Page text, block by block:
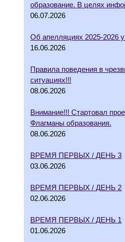
образование. В целях
06.07.2026
Об апелляциях 2025-2026
16.06.2026
Правила поведения в
ситуациях!!!
08.06.2026
Внимание!!! Стартовал
Флагманы образования.
08.06.2026
ВРЕМЯ ПЕРВЫХ / ДЕНЬ 3
03.06.2026
ВРЕМЯ ПЕРВЫХ / ДЕНЬ 2
02.06.2026
ВРЕМЯ ПЕРВЫХ / ДЕНЬ 1
01.06.2026